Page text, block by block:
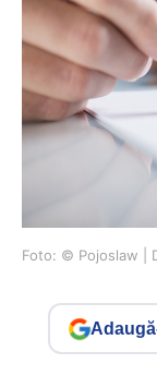
Foto: © Pojoslaw |